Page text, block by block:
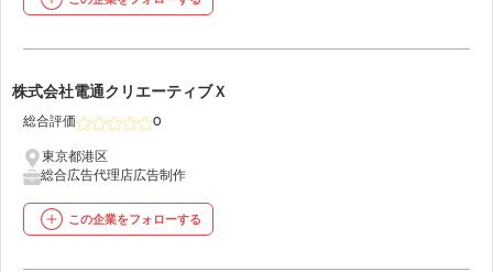
42
株式会社電通クリエーティブＸ
総合評価 0
東京都港区
総合広告代理店広告制作
この企業をフォローする